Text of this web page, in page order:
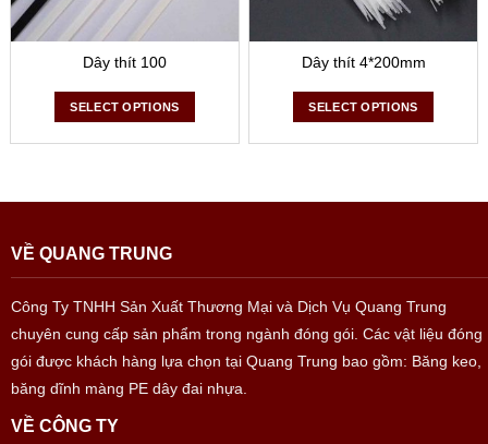
Dây thít 100
SELECT OPTIONS
Dây thít 4*200mm
SELECT OPTIONS
VỀ QUANG TRUNG
Công Ty TNHH Sản Xuất Thương Mại và Dịch Vụ Quang Trung
chuyên cung cấp sản phẩm trong ngành đóng gói. Các vật liệu đóng
gói được khách hàng lựa chọn tại Quang Trung bao gồm: Băng keo,
băng dĩnh màng PE dây đai nhựa.
VỀ CÔNG TY